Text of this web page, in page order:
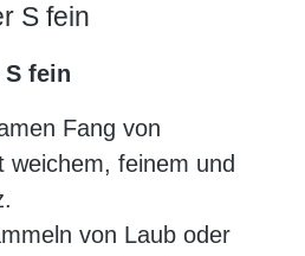
S fein
fein
Fang von
weichem, feinem und
von Laub oder